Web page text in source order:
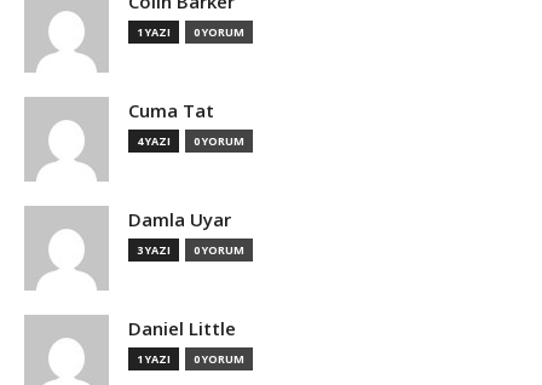
1 YAZI 0 YORUM
Cuma Tat
4 YAZI 0 YORUM
Damla Uyar
3 YAZI 0 YORUM
Daniel Little
1 YAZI 0 YORUM